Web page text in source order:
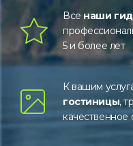
Все наши
5 и более лет
К вашим
гостиницы,